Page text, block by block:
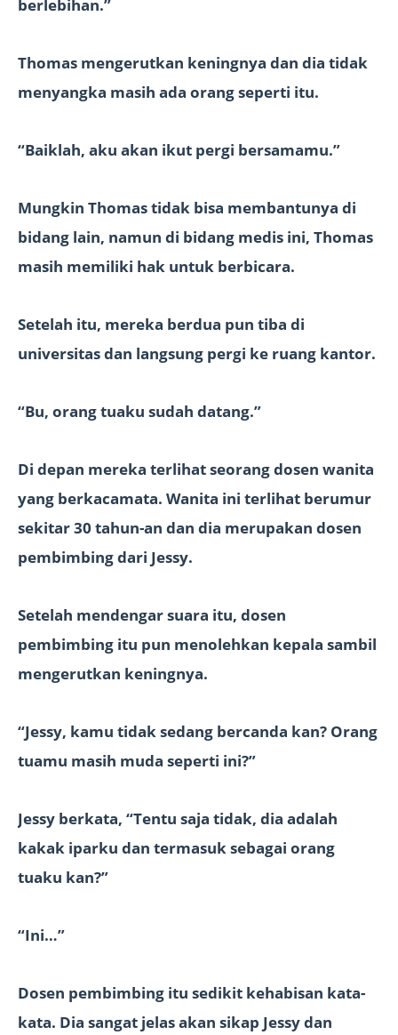
berlebihan.”
Thomas mengerutkan keningnya dan dia tidak
menyangka masih ada orang seperti itu.
“Baiklah, aku akan ikut pergi bersamamu.”
Mungkin Thomas tidak bisa membantunya di
bidang lain, namun di bidang medis ini, Thomas
masih memiliki hak untuk berbicara.
Setelah itu, mereka berdua pun tiba di
universitas dan langsung pergi ke ruang kantor.
“Bu, orang tuaku sudah datang.”
Di depan mereka terlihat seorang dosen wanita
yang berkacamata. Wanita ini terlihat berumur
sekitar 30 tahun-an dan dia merupakan dosen
pembimbing dari Jessy.
Setelah mendengar suara itu, dosen
pembimbing itu pun menolehkan kepala sambil
mengerutkan keningnya.
“Jessy, kamu tidak sedang bercanda kan? Orang
tuamu masih muda seperti ini?”
Jessy berkata, “Tentu saja tidak, dia adalah
kakak iparku dan termasuk sebagai orang
tuaku kan?”
“Ini…”
Dosen pembimbing itu sedikit kehabisan kata-
kata. Dia sangat jelas akan sikap Jessy dan